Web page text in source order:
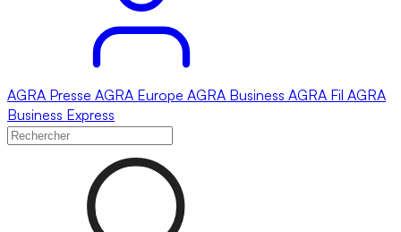
AGRA Presse AGRA Europe AGRA Business AGRA Fil AGRA
Business Express